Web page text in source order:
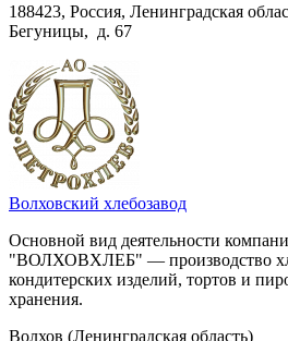
188423, Россия, Ленинградская
Бегуницы, д. 67
Волховский хлебозавод
Основной вид деятельности
"ВОЛХОВХЛЕБ" — производство
кондитерских изделий, тортов и
хранения.
Волхов (Ленинградская область)